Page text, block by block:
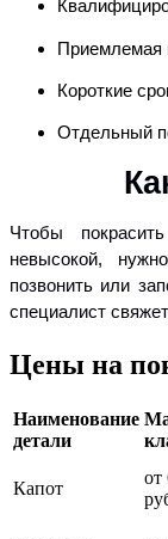
Приемлемая
Короткие
Отдельный
Чтобы
невысокой,
позвонить или
специалист
Цены на
Наименование
детали
Капот
от